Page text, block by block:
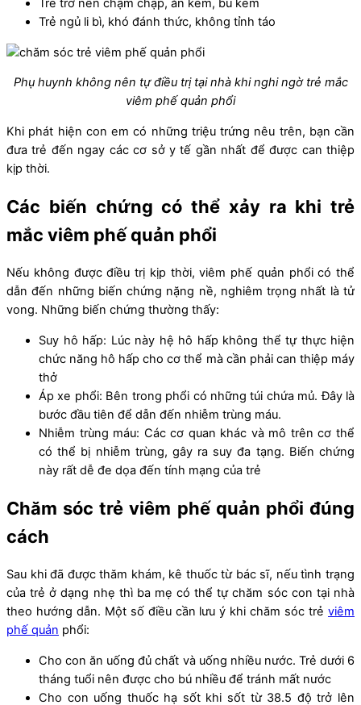
Trẻ trở nên chậm chạp, ăn kém, bú kém
Trẻ ngủ li bì, khó đánh thức, không tỉnh táo
Phụ huynh không nên tự điều trị tại nhà khi nghi ngờ trẻ mắc
viêm phế quản phổi
Khi phát hiện con em có những triệu trứng nêu trên, bạn cần
đưa trẻ đến ngay các cơ sở y tế gần nhất để được can thiệp
kịp thời.
Các biến chứng có thể xảy ra khi trẻ
mắc viêm phế quản phổi
Nếu không được điều trị kịp thời, viêm phế quản phổi có thể
dẫn đến những biến chứng nặng nề, nghiêm trọng nhất là tử
vong. Những biến chứng thường thấy:
Suy hô hấp: Lúc này hệ hô hấp không thể tự thực hiện
chức năng hô hấp cho cơ thể mà cần phải can thiệp máy
thở
Áp xe phổi: Bên trong phổi có những túi chứa mủ. Đây là
bước đầu tiên để dẫn đến nhiễm trùng máu.
Nhiễm trùng máu: Các cơ quan khác và mô trên cơ thể
có thể bị nhiễm trùng, gây ra suy đa tạng. Biến chứng
này rất dễ đe dọa đến tính mạng của trẻ
Chăm sóc trẻ viêm phế quản phổi đúng
cách
Sau khi đã được thăm khám, kê thuốc từ bác sĩ, nếu tình trạng
của trẻ ở dạng nhẹ thì ba mẹ có thể tự chăm sóc con tại nhà
theo hướng dẫn. Một số điều cần lưu ý khi chăm sóc trẻ viêm
phế quản phổi:
Cho con ăn uống đủ chất và uống nhiều nước. Trẻ dưới 6
tháng tuổi nên được cho bú nhiều để tránh mất nước
Cho con uống thuốc hạ sốt khi sốt từ 38.5 độ trở lên